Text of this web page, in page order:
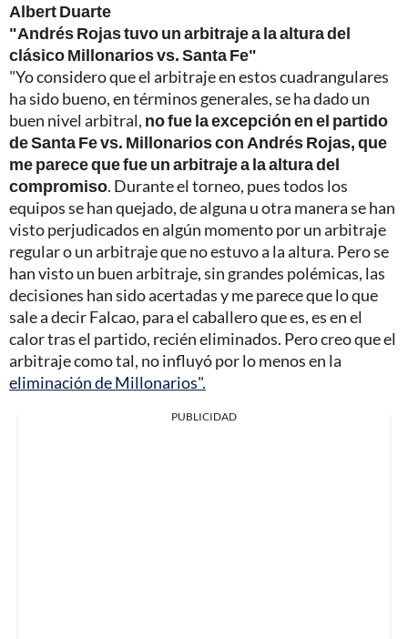
Albert Duarte
"Andrés Rojas tuvo un arbitraje a la altura del
clásico Millonarios vs. Santa Fe"
"Yo considero que el arbitraje en estos cuadrangulares
ha sido bueno, en términos generales, se ha dado un
buen nivel arbitral, no fue la excepción en el partido
de Santa Fe vs. Millonarios con Andrés Rojas, que
me parece que fue un arbitraje a la altura del
compromiso. Durante el torneo, pues todos los
equipos se han quejado, de alguna u otra manera se han
visto perjudicados en algún momento por un arbitraje
regular o un arbitraje que no estuvo a la altura. Pero se
han visto un buen arbitraje, sin grandes polémicas, las
decisiones han sido acertadas y me parece que lo que
sale a decir Falcao, para el caballero que es, es en el
calor tras el partido, recién eliminados. Pero creo que el
arbitraje como tal, no influyó por lo menos en la
eliminación de Millonarios".
PUBLICIDAD